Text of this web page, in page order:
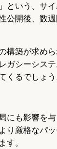
という、サ
公開後、数
構築が求め
ガシーシス
くるでしょう
も影響を与
り厳格なパ
す。